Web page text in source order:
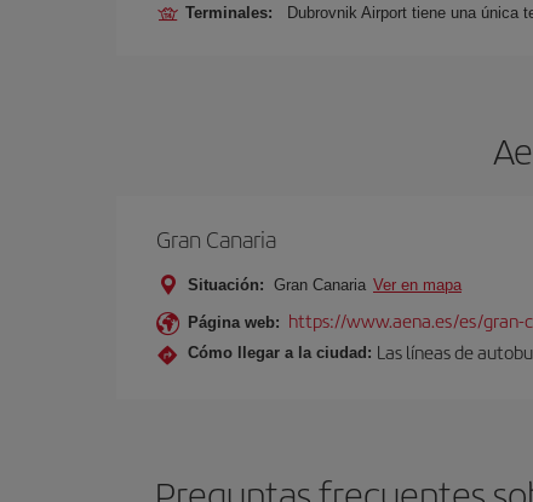
Terminales: Dubrovnik Airport tiene una única
Gran Canaria
Situación: Gran Canaria Ver en mapa
Página web: https://www.aena.es/es/gran-
Cómo llegar a la ciudad: Las líneas de